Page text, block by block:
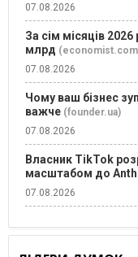
07.08.2026
За сім місяців
млрд
07.08.2026
Чому ваш бізнес
важче (founder.ua)
07.08.2026
Власник TikTok
масштабом до
07.08.2026